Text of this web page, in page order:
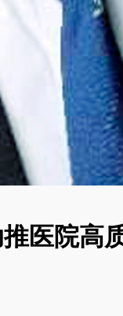
医院高